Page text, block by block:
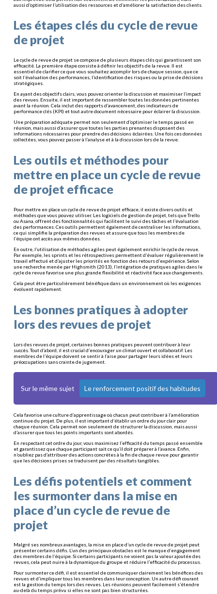
aussi d’optimiser l’utilisation des ressources et d’améliorer la satisfaction des clients.
Les étapes clés du cycle de revue
de projet
Le cycle de revue de projet se compose de plusieurs étapes clés qui garantissent son
efficacité. La première étape consiste à définir les objectifs de la revue. Il est
essentiel de clarifier ce que vous souhaitez accomplir lors de chaque session, que ce
soit l’évaluation des performances, l’identification des risques ou la prise de décisions
stratégiques.
En ayant des objectifs clairs, vous pouvez orienter la discussion et maximiser l’impact
des revues. Ensuite, il est important de rassembler toutes les données pertinentes
avant la réunion. Cela inclut des rapports d’avancement, des indicateurs de
performance clés (KPI) et tout autre document nécessaire pour éclairer la discussion.
Une préparation adéquate permet non seulement d’optimiser le temps passé en
réunion, mais aussi d’assurer que toutes les parties prenantes disposent des
informations nécessaires pour prendre des décisions éclairées. Une fois ces données
collectées, vous pouvez passer à l’analyse et à la discussion lors de la revue.
Les outils et méthodes pour
mettre en place un cycle de revue
de projet efficace
Pour mettre en place un cycle de revue de projet efficace, il existe divers outils et
méthodes que vous pouvez utiliser. Les logiciels de gestion de projet, tels que Trello
ou Asana, offrent des fonctionnalités qui facilitent le suivi des tâches et l’évaluation
des performances. Ces outils permettent également de centraliser les informations,
ce qui simplifie la préparation des revues et assure que tous les membres de
l’équipe ont accès aux mêmes données.
En outre, l’utilisation de méthodes agiles peut également enrichir le cycle de revue.
Par exemple, les sprints et les rétrospectives permettent d’évaluer régulièrement le
travail effectué et d’ajuster les priorités en fonction des retours d’expérience. Selon
une recherche menée par Highsmith (2013), l’intégration de pratiques agiles dans le
cycle de revue favorise une plus grande flexibilité et réactivité face aux changements.
Cela peut être particulièrement bénéfique dans un environnement où les exigences
évoluent rapidement.
Les bonnes pratiques à adopter
lors des revues de projet
Lors des revues de projet, certaines bonnes pratiques peuvent contribuer à leur
succès. Tout d’abord, il est crucial d’encourager un climat ouvert et collaboratif. Les
membres de l’équipe doivent se sentir à l’aise pour partager leurs idées et leurs
préoccupations sans crainte de jugement.
Sur le même sujet Le renforcement positif des habitudes
Cela favorise une culture d’apprentissage où chacun peut contribuer à l’amélioration
continue du projet. De plus, il est important d’établir un ordre du jour clair pour
chaque réunion. Cela permet non seulement de structurer la discussion, mais aussi
d’assurer que tous les points importants sont abordés.
En respectant cet ordre du jour, vous maximisez l’efficacité du temps passé ensemble
et garantissez que chaque participant sait ce qu’il doit préparer à l’avance. Enfin,
n’oubliez pas d’attribuer des actions concrètes à la fin de chaque revue pour garantir
que les décisions prises se traduisent par des résultats tangibles.
Les défis potentiels et comment
les surmonter dans la mise en
place d’un cycle de revue de
projet
Malgré ses nombreux avantages, la mise en place d’un cycle de revue de projet peut
présenter certains défis. L’un des principaux obstacles est le manque d’engagement
des membres de l’équipe. Si certains participants ne voient pas la valeur ajoutée des
revues, cela peut nuire à la dynamique du groupe et réduire l’efficacité du processus.
Pour surmonter ce défi, il est essentiel de communiquer clairement les bénéfices des
revues et d’impliquer tous les membres dans leur conception. Un autre défi courant
est la gestion du temps lors des revues. Les réunions peuvent facilement s’étendre
au-delà du temps prévu si elles ne sont pas bien structurées.